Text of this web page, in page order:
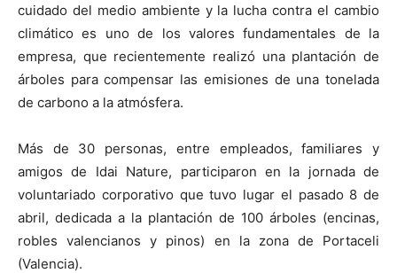
cuidado del medio ambiente y la lucha contra el cambio
climático es uno de los valores fundamentales de la
empresa, que recientemente realizó una plantación de
árboles para compensar las emisiones de una tonelada
de carbono a la atmósfera.
Más de 30 personas, entre empleados, familiares y
amigos de Idai Nature, participaron en la jornada de
voluntariado corporativo que tuvo lugar el pasado 8 de
abril, dedicada a la plantación de 100 árboles (encinas,
robles valencianos y pinos) en la zona de Portaceli
(Valencia).